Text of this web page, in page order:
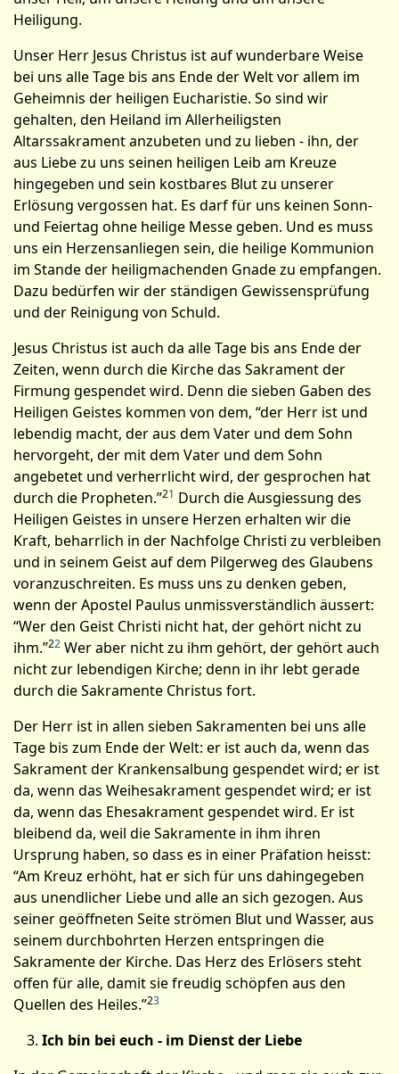
Heiligung.
Unser Herr Jesus Christus ist auf wunderbare Weise
bei uns alle Tage bis ans Ende der Welt vor allem im
Geheimnis der heiligen Eucharistie. So sind wir
gehalten, den Heiland im Allerheiligsten
Altarssakrament anzubeten und zu lieben - ihn, der
aus Liebe zu uns seinen heiligen Leib am Kreuze
hingegeben und sein kostbares Blut zu unserer
Erlösung vergossen hat. Es darf für uns keinen Sonn-
und Feiertag ohne heilige Messe geben. Und es muss
uns ein Herzensanliegen sein, die heilige Kommunion
im Stande der heiligmachenden Gnade zu empfangen.
Dazu bedürfen wir der ständigen Gewissensprüfung
und der Reinigung von Schuld.
Jesus Christus ist auch da alle Tage bis ans Ende der
Zeiten, wenn durch die Kirche das Sakrament der
Firmung gespendet wird. Denn die sieben Gaben des
Heiligen Geistes kommen von dem, “der Herr ist und
lebendig macht,­ der aus dem Vater und dem Sohn
hervorgeht, der mit dem Vater und dem Sohn
angebetet und verherrlicht wird, der gesprochen hat
durch die Propheten.”21 Durch die Ausgiessung des
Heiligen Geistes in unsere Herzen erhalten wir die
Kraft, beharrlich in der Nachfolge Christi zu verbleiben
und in seinem Geist auf dem Pilgerweg des Glaubens
voranzuschreiten. Es muss uns zu denken geben,
wenn der Apostel Paulus unmissverständlich äussert:
“Wer den Geist Chris­ti nicht hat, der gehört nicht zu
ihm.”22 Wer aber nicht zu ihm gehört, der gehört auch
nicht zur lebendigen Kirche; denn in ihr lebt gerade
durch die Sakramente Christus fort.
Der Herr ist in allen sieben Sakramenten bei uns alle
Tage bis zum Ende der Welt: er ist auch da, wenn das
Sakrament der Krankensalbung gespendet wird; er ist
da, wenn das Weihesakrament gespendet wird; er ist
da, wenn das Ehesakrament gespendet wird. Er ist
bleibend da, weil die Sakramente in ihm ihren
Ursprung haben, so dass es in einer Präfation heisst:
“Am Kreuz er­höht, hat er sich für uns dahingegeben
aus unendlicher Liebe und alle an sich gezogen. Aus
seiner geöffneten Seite strömen Blut und Wasser, aus
seinem durchbohrten Herzen entspringen die
Sakramente der Kirche. Das Herz des Erlösers steht
offen für alle, damit sie freudig schöpfen aus den
Quellen des Heiles.”23
Ich bin bei euch - im Dienst der Liebe